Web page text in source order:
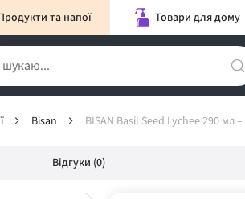
та напої Товари для дому
Bisan BISAN Basil Seed Lychee 290 мл
Відгуки (0)